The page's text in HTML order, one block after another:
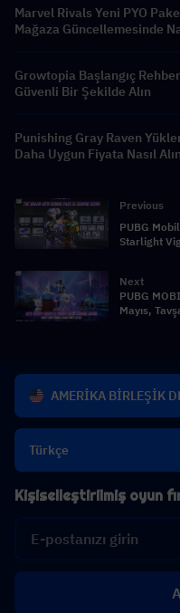
Marvel Rivals Yeni PYO
Mağaza Güncellemesinde
Growtopia Başlangıç
Güvenli Bir Şekilde Alın
Punishing Gray Raven
Daha Uygun Fiyata Nasıl
Previous
PUBG
Starlight
Next
PUBG
Mayıs,
AMERİKA BİRLEŞİK
Türkçe
Kişiselleştirilmiş oyun